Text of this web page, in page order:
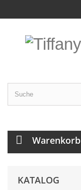
Warenkorb
KATALOG